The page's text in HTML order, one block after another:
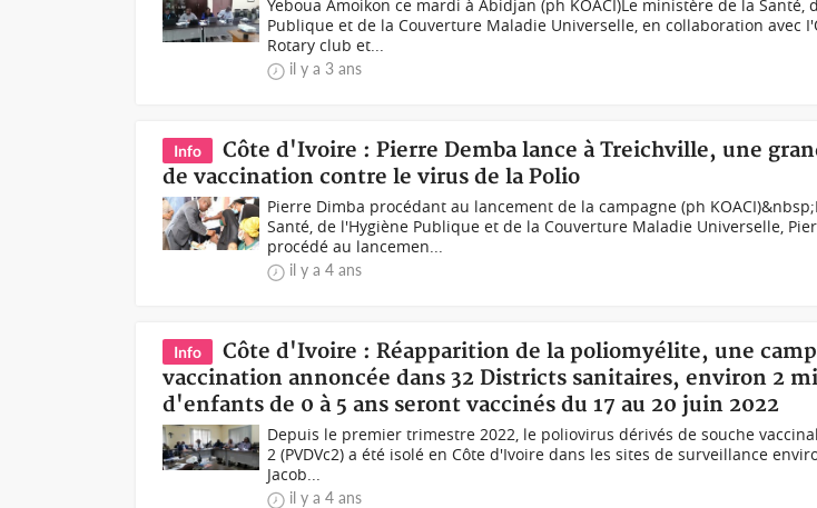
Yeboua Amoikon ce mardi à Abidjan (ph KOACI)Le ministère de la Santé,
Publique et de la Couverture Maladie Universelle, en collaboration avec
Rotary club et...
il y a 3 ans
Info
Côte d'Ivoire : Pierre Demba lance à Treichville, une
de vaccination contre le virus de la Polio
Pierre Dimba procédant au lancement de la campagne (ph
Santé, de l'Hygiène Publique et de la Couverture Maladie Universelle,
procédé au lancemen...
il y a 4 ans
Info
Côte d'Ivoire : Réapparition de la poliomyélite, une
vaccination annoncée dans 32 Districts sanitaires, environ 2
d'enfants de 0 à 5 ans seront vaccinés du 17 au 20 juin 2022
Depuis le premier trimestre 2022, le poliovirus dérivés de souche
2 (PVDVc2) a été isolé en Côte d'Ivoire dans les sites de surveillance
Jacob...
il y a 4 ans